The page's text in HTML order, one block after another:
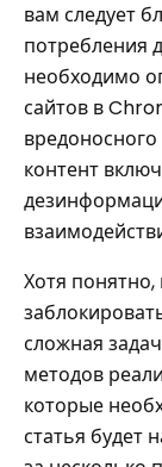
вам следует
потребления
необходимо
сайтов в
контент
Хотя
сложная
методов
которые
статья будет